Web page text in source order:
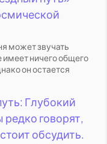
может звучать
имеет ничего общего
он остается
Глубокий
говорят,
обсудить.